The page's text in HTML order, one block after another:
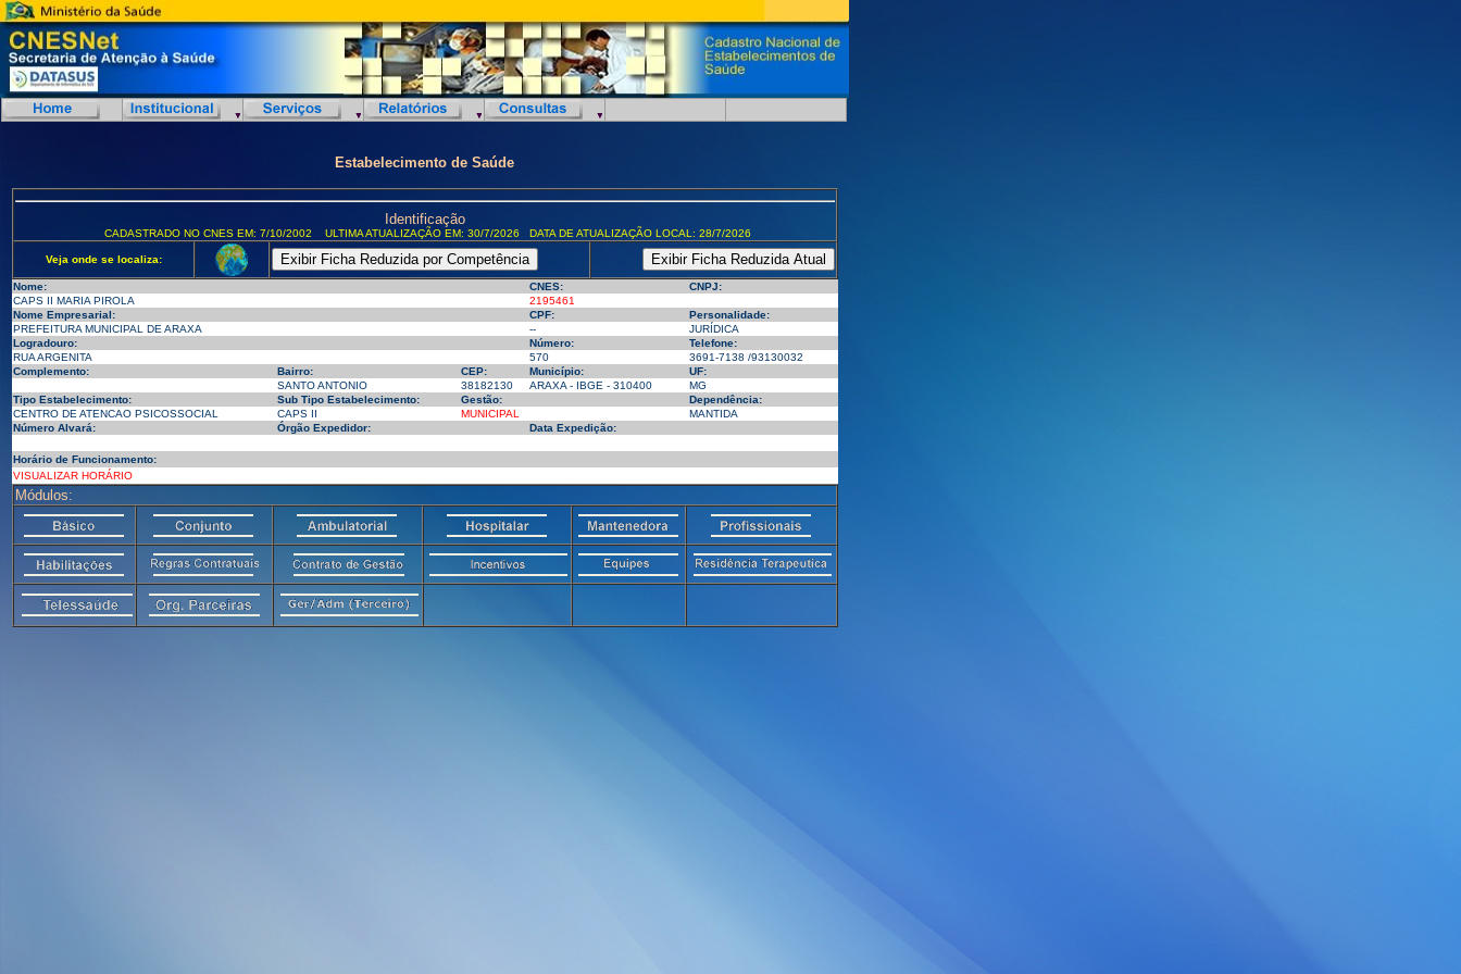
Estabelecimento de Saúde
Identificação
CADASTRADO NO CNES EM: 7/10/2002 ULTIMA ATUALIZAÇÃO EM: 30/7/2026 DATA DE ATUALIZAÇÃO LOCAL: 28/7/2026
Veja onde se localiza:
Nome: CNES:
CNPJ:
CAPS II MARIA PIROLA
2195461
Nome Empresarial:
CPF:
Personalidade:
PREFEITURA MUNICIPAL DE ARAXA
--
JURÍDICA
Logradouro:
Número:
Telefone:
RUA ARGENITA
570
3691-7138 /93130032
Complemento:
Bairro: CEP: Município:
UF:
SANTO ANTONIO
38182130 ARAXA - IBGE - 310400
MG
Tipo Estabelecimento:
Sub Tipo Estabelecimento: Gestão:
Dependência:
CENTRO DE ATENCAO PSICOSSOCIAL
CAPS II MUNICIPAL
MANTIDA
Número Alvará:
Órgão Expedidor: Data Expedição:
Horário de Funcionamento:
VISUALIZAR HORÁRIO
Módulos: